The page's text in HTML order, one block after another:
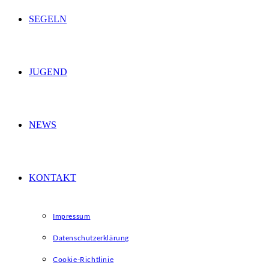
SEGELN
JUGEND
NEWS
KONTAKT
Impressum
Datenschutzerklärung
Cookie-Richtlinie